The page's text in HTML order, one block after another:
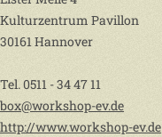
Kulturzentrum Pavillon
30161 Hannover
Tel. 0511 - 34 47 11
box@workshop-ev.de
http://www.workshop-ev.de